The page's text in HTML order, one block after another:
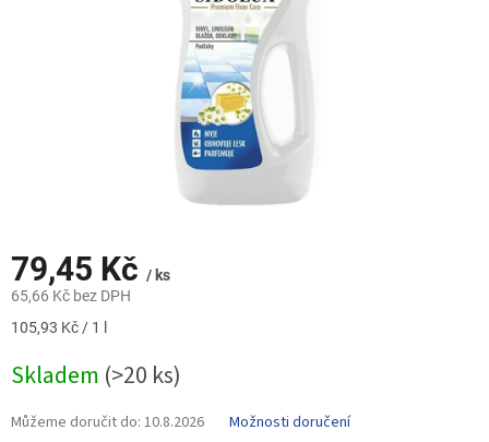
79,45 Kč / ks
65,66 Kč bez DPH
Měrná
105,93 Kč / 1 l
Skladem (>20 ks)
Můžeme doručit do: 10.8.2026 Možnosti doručení